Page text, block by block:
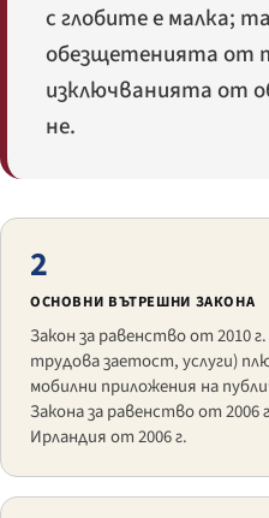
с глобите е малка;
обезщетенията от
изключванията от
не.
2
ОСНОВНИ ВЪТРЕШНИ ЗАКОНА
Закон за равенство от 2010
трудова заетост, услуги)
мобилни приложения на
Закона за равенство от 2006
Ирландия от 2006 г.